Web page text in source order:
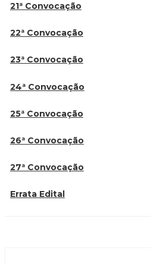
21ª Convocação
22ª Convocação
23ª Convocação
24ª Convocação
25ª Convocação
26ª Convocação
27ª Convocação
Errata Edital